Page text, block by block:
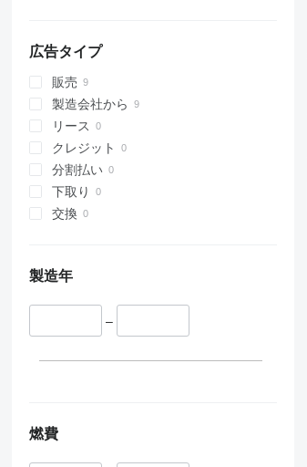
317
319
320
321
322
323
324
325
329
340
8008
8025
8026
8030
8035
8055
CT
JS
NXT
VMT
Liftlux
R-series
Toucan
広告タイプ
販売
製造会社から
リース
クレジット
分割払い
下取り
交換
製造年
–
燃費